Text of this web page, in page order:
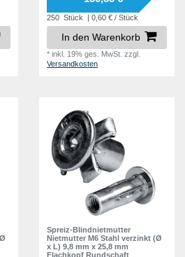
250 Stück | 0,60 € / Stück
In den Warenkorb
*inkl. 19% ges. MwSt. zzgl.
Versandkosten
Spreiz-Blindnietmutter
Nietmutter M6 Stahl verzinkt (Ø
x L) 9,8 mm x 25,8 mm
Flachkopf Rundschaft